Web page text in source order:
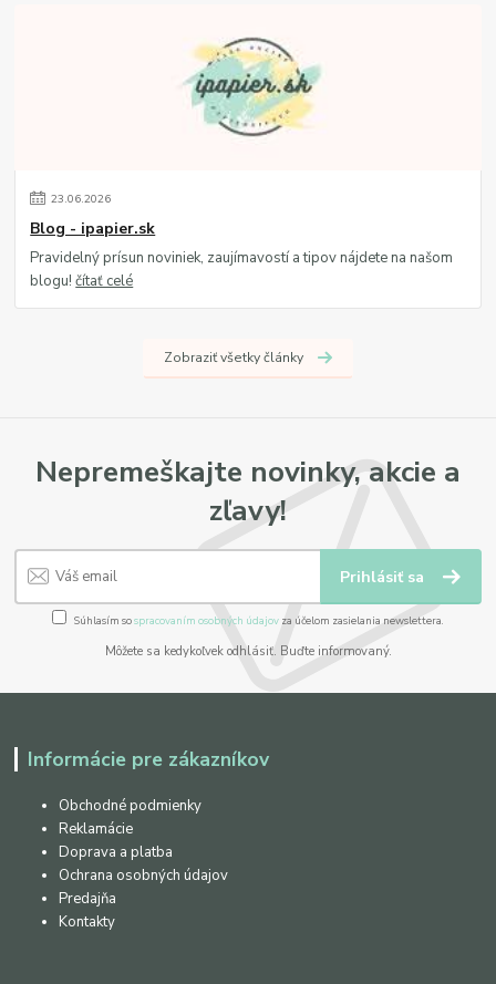
23.06.2026
Blog - ipapier.sk
Pravidelný prísun noviniek, zaujímavostí a tipov nájdete na našom
blogu!čítať celé
Zobraziť všetky články
Nepremeškajte novinky, akcie a
zľavy!
Prihlásiť sa
Súhlasím sospracovaním osobných údajov za účelom zasielania newslettera.
Môžete sa kedykoľvek odhlásiť. Buďte informovaný.
Informácie pre zákazníkov
Obchodné podmienky
Reklamácie
Doprava a platba
Ochrana osobných údajov
Predajňa
Kontakty